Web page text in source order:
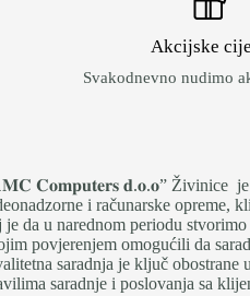
Akcijske
Svakodnevno nudimo
𝐂𝐨𝐦𝐩𝐮𝐭𝐞𝐫𝐬 𝐝.𝐨.𝐨” Živinice je
i računarske opreme,
je da u narednom periodu
povjerenjem omogućili da
saradnja je ključ obostrane
saradnje i poslovanja sa